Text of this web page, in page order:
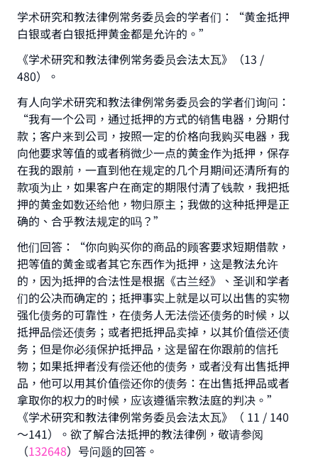
学术研究和教法律例常务委员会的学者们：“黄金抵押
白银或者白银抵押黄金都是允许的。”
《学术研究和教法律例常务委员会法太瓦》（13 /
480）。
有人向学术研究和教法律例常务委员会的学者们询问：
“我有一个公司，通过抵押的方式的销售电器，分期付
款；客户来到公司，按照一定的价格向我购买电器，我
向他要求等值的或者稍微少一点的黄金作为抵押，保存
在我的跟前，一直到他在规定的几个月期间还清所有的
款项为止，如果客户在商定的期限付清了钱款，我把抵
押的黄金如数还给他，物归原主；我做的这种抵押是正
确的、合乎教法规定的吗？”
他们回答：“你向购买你的商品的顾客要求短期借款，
把等值的黄金或者其它东西作为抵押，这是教法允许
的，因为抵押的合法性是根据《古兰经》、圣训和学者
们的公决而确定的；抵押事实上就是以可以出售的实物
强化债务的可靠性，在债务人无法偿还债务的时候，以
抵押品偿还债务；或者把抵押品卖掉，以其价值偿还债
务；但是你必须保护抵押品，这是留在你跟前的信托
物；如果抵押者没有偿还他的债务，或者没有出售抵押
品，他可以用其价值偿还你的债务：在出售抵押品或者
拿取你的权力的时候，应该遵循宗教法庭的判决。”
《学术研究和教法律例常务委员会法太瓦》（ 11 / 140
〜141）。欲了解合法抵押的教法律例，敬请参阅
（132648）号问题的回答。
Make an impact on millions of lives
Your support is crucial for our mission.
The Prophet (ﷺ) said:
"A person who leads others to doing what is
good will earn the same reward as those who
do it."
(MUSLIM, 1893)
Support IslamQA